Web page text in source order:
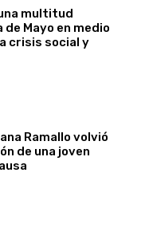
multitud
de Mayo en medio
crisis social y
Ramallo volvió
de una joven